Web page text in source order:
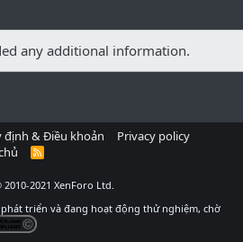
any additional information.
định & Điều khoản
Privacy policy
R
2010-2021 XenForo Ltd.
triển và đang hoạt động thử nghiệm, chờ